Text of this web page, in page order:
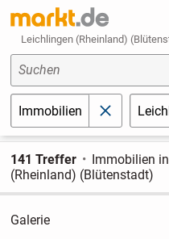
Leichlingen (Rheinland)
Suchen
Immobilien schließen
141 Treffer
Immobilien
(Rheinland) (Blütenstadt)
Galerie